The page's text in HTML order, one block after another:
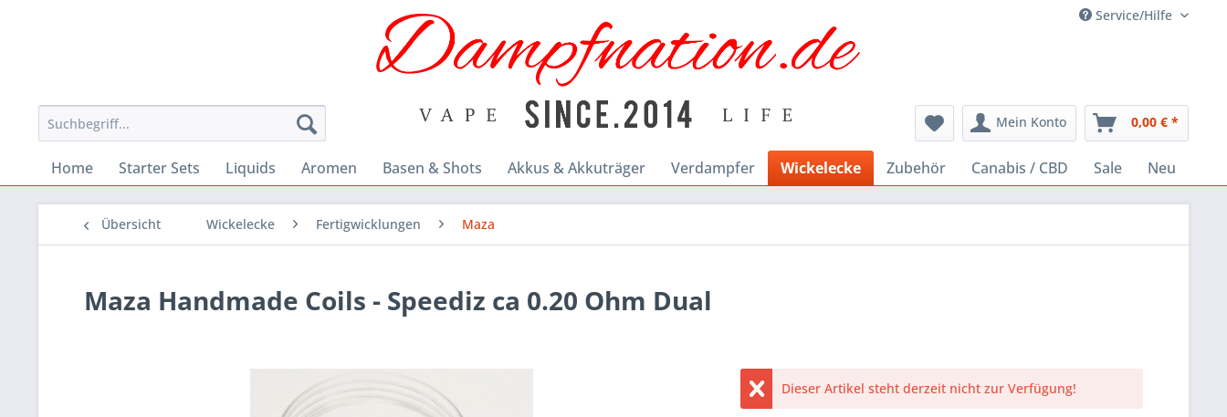
Service/Hilfe
Mein Konto 0,00 € *
Home Starter Sets Liquids Aromen Basen & Shots Akkus & Akkuträger Verdampfer Wickelecke Zubehör Canabis / CBD Sale Neu
Übersicht Wickelecke Fertigwicklungen Maza
Maza Handmade Coils - Speediz ca 0.20 Ohm Dual
Dieser Artikel steht derzeit nicht zur Verfügung!